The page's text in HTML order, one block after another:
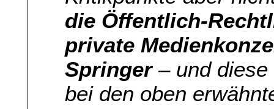
die Öffentlich-
private
Springer– und diese
bei den oben